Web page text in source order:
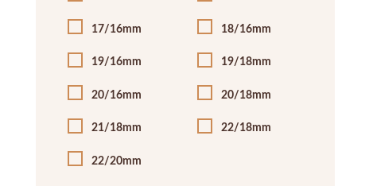
17/16mm 18/16mm
19/16mm 19/18mm
20/16mm 20/18mm
21/18mm 22/18mm
22/20mm